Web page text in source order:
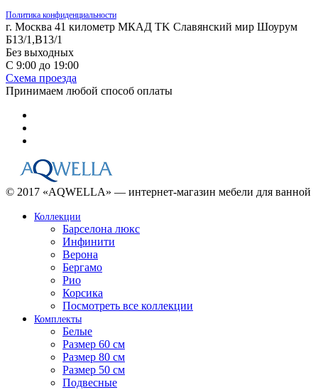
Политика конфиденциальности
г. Москва 41 километр МКАД TK Славянский мир Шоурум
Б13/1,В13/1
Без выходных
С 9:00 до 19:00
Схема проезда
Принимаем любой способ оплаты
© 2017 «AQWELLA» — интернет-магазин мебели для ванной
Коллекции
Барселона люкс
Инфинити
Верона
Бергамо
Рио
Корсика
Посмотреть все коллекции
Комплекты
Белые
Размер 60 см
Размер 80 см
Размер 50 см
Подвесные